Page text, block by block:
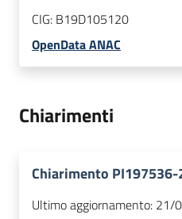
CIG: B19D105120
OpenData ANAC
Chiarimenti
Chiarimento PI197536-
Ultimo aggiornamento: 21/